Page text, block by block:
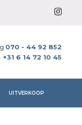
070 - 44 92 852
+31 6 14 72 10 45
UITVERKOOP